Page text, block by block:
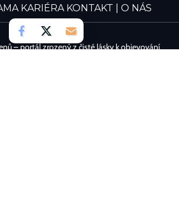
KARIÉRA KONTAKT | O NÁS
– portál zrozený z čisté lásky k objevování